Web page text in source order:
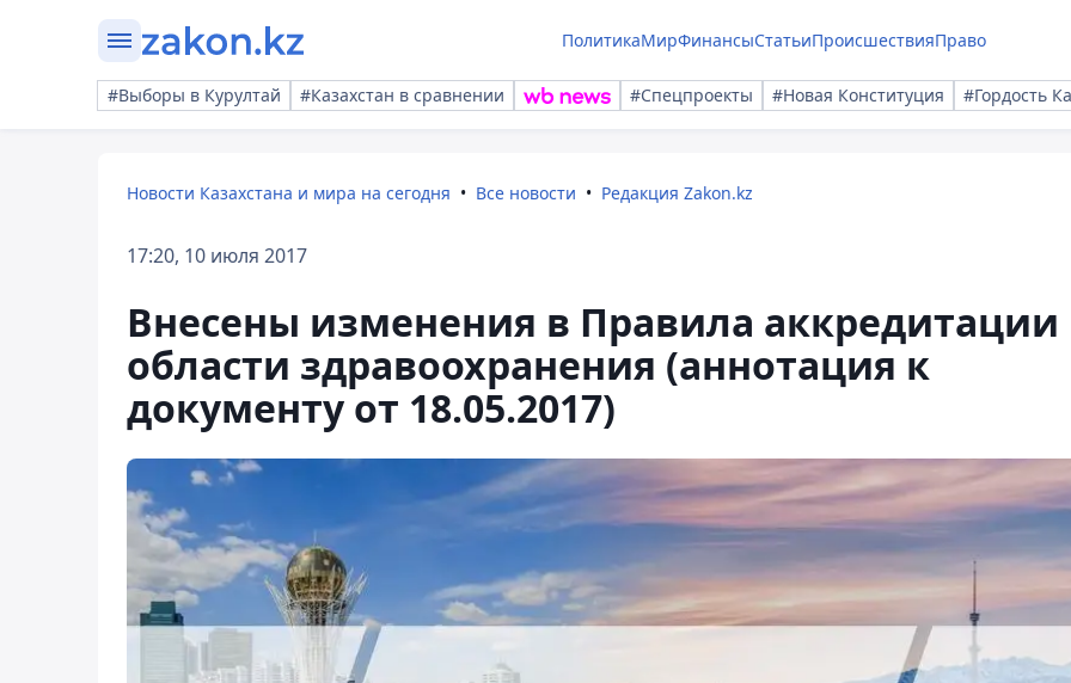
ПолитикаМирФинансыСтатьиПроисшествияПраво
#Выборы в Курултай #Казахстан в сравнении #Спецпроекты #Новая Конституция #Гордость
Новости Казахстана и мира на сегодня Все новости Редакция Zakon.kz
17:20, 10 июля 2017
Внесены изменения в Правила аккредитации
области здравоохранения (аннотация к
документу от 18.05.2017)